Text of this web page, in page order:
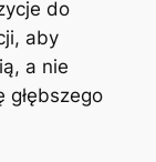
do
aby
a nie